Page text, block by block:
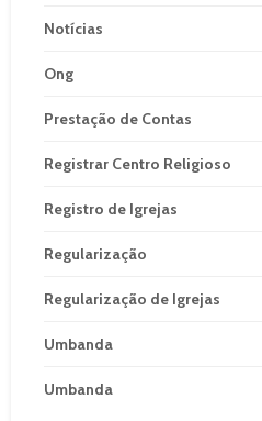
Notícias
Ong
Prestação de Contas
Registrar Centro Religioso
Registro de Igrejas
Regularização
Regularização de Igrejas
Umbanda
Umbanda